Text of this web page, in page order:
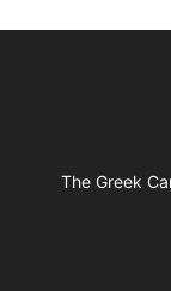
The Greek